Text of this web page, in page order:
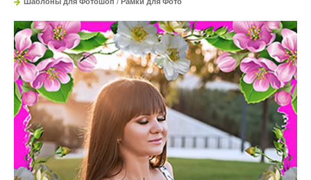
Шаблоны для Фотошоп / Рамки для Фото